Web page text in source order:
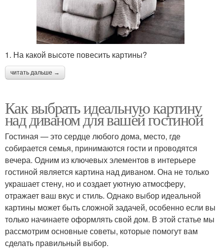
1. На какой высоте повесить картины?
читать дальше →
Как выбрать идеальную картину
над диваном для вашей гостиной
Гостиная — это сердце любого дома, место, где
собирается семья, принимаются гости и проводятся
вечера. Одним из ключевых элементов в интерьере
гостиной является картина над диваном. Она не только
украшает стену, но и создает уютную атмосферу,
отражает ваш вкус и стиль. Однако выбор идеальной
картины может быть сложной задачей, особенно если вы
только начинаете оформлять свой дом. В этой статье мы
рассмотрим основные советы, которые помогут вам
сделать правильный выбор.